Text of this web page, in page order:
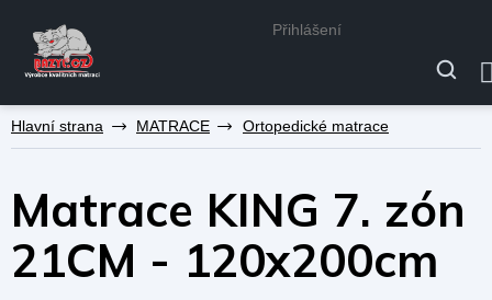
na
Přihlášení
MATRACE Ortopedické matrace
Matrace KING 7. zón
21CM - 120x200cm